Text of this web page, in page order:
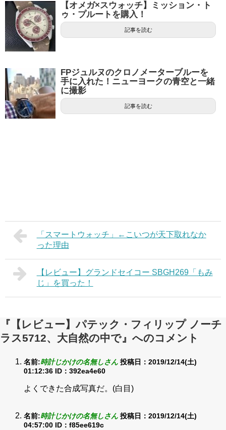
【オメガ×スウォッチ】ミッション・ト
ゥ・プルートを購入！
記事を読む
FPジュルヌのクロノメーターブルーを
手に入れた！ニューヨークの青空と一緒
に撮影
記事を読む
「スマートウォッチ」←こいつが天下取れなか
った理由
【レビュー】グランドセイコー SBGH269「もみ
じ」を買った！
『【レビュー】パテック・フィリップ ノーチ
ラス5712、大自然の中で』へのコメント
名前:時計じかけの名無しさん 投稿日：2019/12/14(土)
01:12:36 ID：392ea4e60
よくできた合成写真だ。(白目)
名前:時計じかけの名無しさん 投稿日：2019/12/14(土)
04:57:00 ID：f85ee619c